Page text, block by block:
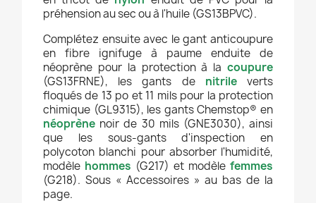
préhension au sec ou à l'huile (GS13BPVC).
Complétez ensuite avec le gant anticoupure
en fibre ignifuge à paume enduite de
néoprène pour la protection à la coupure
(GS13FRNE), les gants de nitrileverts
floqués de 13 po et 11 mils pour la protection
chimique (GL9315), les gants Chemstop® en
néoprène noir de 30 mils (GNE3030), ainsi
que les sous-gants d'inspection en
polycoton blanchi pour absorber l'humidité,
modèle hommes (G217) et modèle femmes
(G218). Sous « Accessoires » au bas de la
page.